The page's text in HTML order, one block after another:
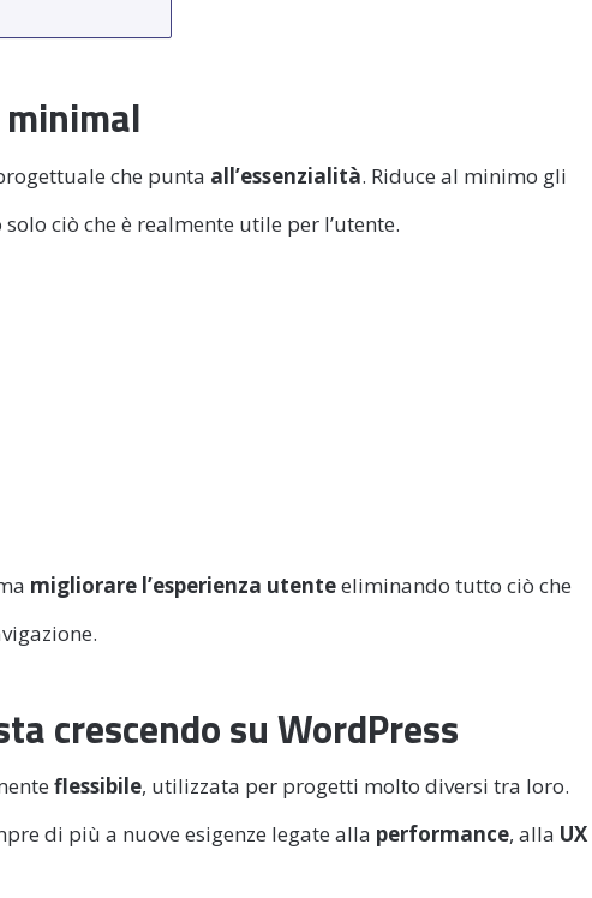
minimal
che punta all’essenzialità. Riduce al minimo gli
ciò che è realmente utile per l’utente.
migliorare l’esperienza utenteeliminando tutto ciò che
crescendo su WordPress
flessibile, utilizzata per progetti molto diversi tra loro.
di più a nuove esigenze legate alla performance, alla UX